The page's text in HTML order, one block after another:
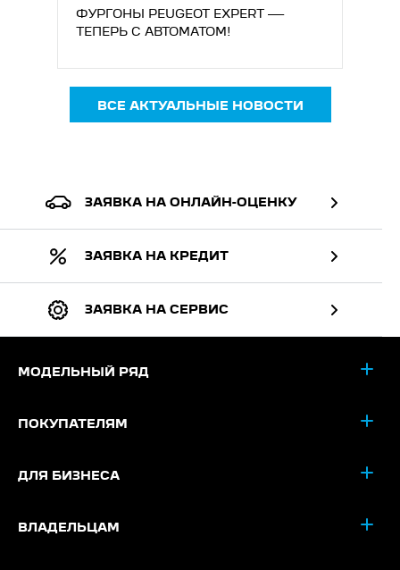
ФУРГОНЫ PEUGEOT EXPERT —
ТЕПЕРЬ С АВТОМАТОМ!
ВСЕ АКТУАЛЬНЫЕ НОВОСТИ
ЗАЯВКА НА ОНЛАЙН-ОЦЕНКУ
ЗАЯВКА НА КРЕДИТ
ЗАЯВКА НА СЕРВИС
МОДЕЛЬНЫЙ РЯД
ПОКУПАТЕЛЯМ
ДЛЯ БИЗНЕСА
ВЛАДЕЛЬЦАМ